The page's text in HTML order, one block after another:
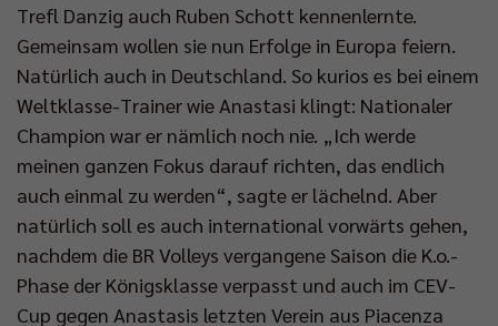
Trefl Danzig auch Ruben Schott kennenlernte.
Gemeinsam wollen sie nun Erfolge in Europa feiern.
Natürlich auch in Deutschland. So kurios es bei einem
Weltklasse-Trainer wie Anastasi klingt: Nationaler
Champion war er nämlich noch nie. „Ich werde
meinen ganzen Fokus darauf richten, das endlich
auch einmal zu werden“, sagte er lächelnd. Aber
natürlich soll es auch international vorwärts gehen,
nachdem die BR Volleys vergangene Saison die K.o.-
Phase der Königsklasse verpasst und auch im CEV-
Cup gegen Anastasis letzten Verein aus Piacenza